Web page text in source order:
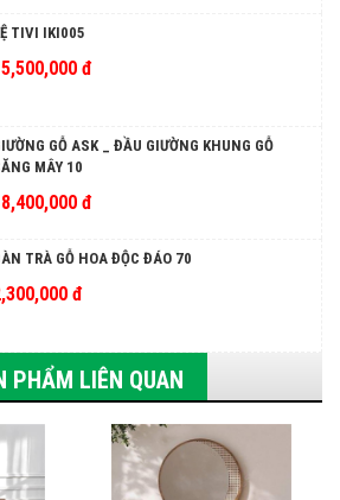
TIVI IKI005
đ
GỖ ASK _ ĐẦU GIƯỜNG KHUNG GỖ
MÂY 10
đ
TRÀ GỖ HOA ĐỘC ĐÁO 70
đ
PHẨM LIÊN QUAN